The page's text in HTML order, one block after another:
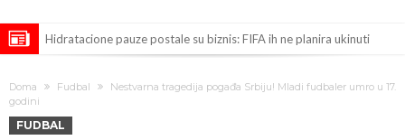
Hidratacione pauze postale su biznis: FIFA ih ne planira ukinuti
UEFA
Murinjo uvodi strogu disciplinu u Real Madrid. Ovo su tri nova
Doma Fudbal
Nestvarna tragedija pogađa Srbiju! Mladi fudbaler umro u 17.
godini
FUDBAL